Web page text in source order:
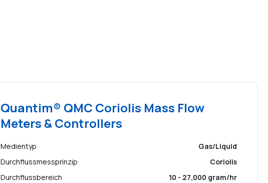
Quantim® QMC Coriolis Mass Flow
Meters & Controllers
Medientyp
Gas/Liquid
Durchflussmessprinzip
Coriolis
Durchflussbereich
10 - 27,000 gram/hr